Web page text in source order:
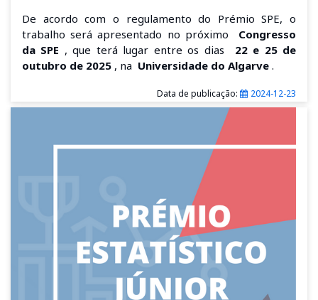
De acordo com o regulamento do Prémio SPE, o
trabalho será apresentado no próximo
Congresso
da SPE , que terá lugar entre os dias
22 e 25 de
outubro de 2025 , na Universidade do Algarve .
Data de publicação: 2024-12-23